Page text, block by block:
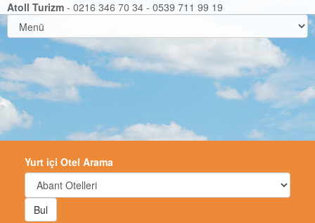
Atoll Turizm - 0216 346 70 34 - 0539 711 99 19
Yurt içi Otel Arama
Bul